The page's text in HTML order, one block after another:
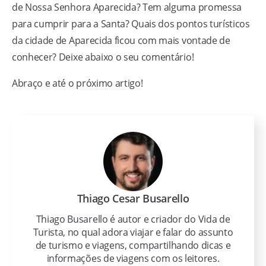
de Nossa Senhora Aparecida? Tem alguma promessa
para cumprir para a Santa? Quais dos pontos turísticos
da cidade de Aparecida ficou com mais vontade de
conhecer? Deixe abaixo o seu comentário!
Abraço e até o próximo artigo!
Thiago Cesar Busarello
Thiago Busarello é autor e criador do Vida de
Turista, no qual adora viajar e falar do assunto
de turismo e viagens, compartilhando dicas e
informações de viagens com os leitores.